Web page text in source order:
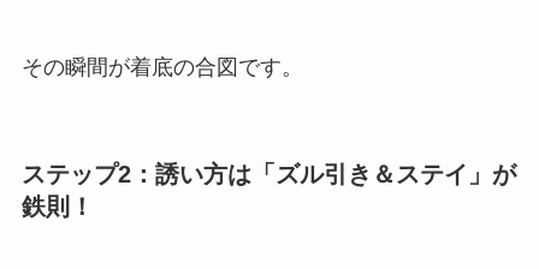
その瞬間が着底の合図です。
ステップ2：誘い方は「ズル引き＆ステイ」が
鉄則！